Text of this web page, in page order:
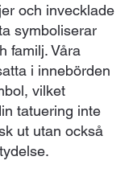
och invecklade
symboliserar
familj. Våra
i innebörden
vilket
tatuering inte
ut utan också